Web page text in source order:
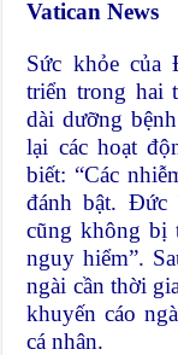
Vatican News
Sức khỏe của
triển trong hai
dài dưỡng
lại các hoạt
biết: “Các
đánh bật. Đức
cũng không bị
nguy hiểm”.
ngài cần thời
khuyến cáo
cá nhân.